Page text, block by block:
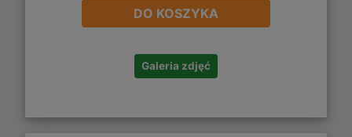
DO KOSZYKA
Galeria zdjęć